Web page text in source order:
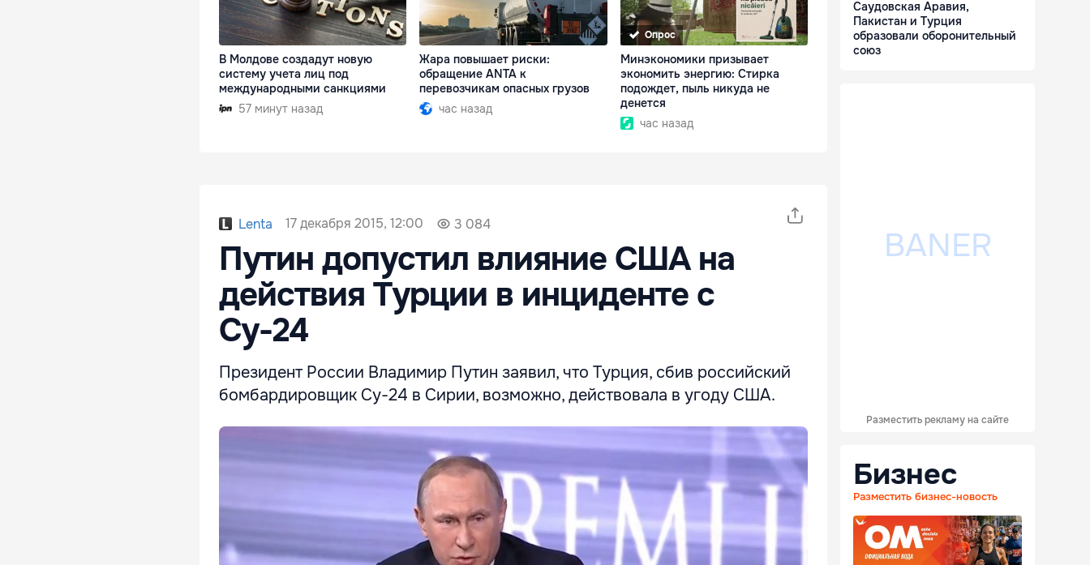
В Молдове создадут новую
систему учета лиц под
международными санкциями
57 минут назад
Жара повышает риски:
обращение ANTA к
перевозчикам опасных грузов
час назад
Опрос
Минэкономики призывает
экономить энергию: Стирка
подождет, пыль никуда не
денется
час назад
Lenta 17 декабря 2015, 12:00 3 084
Путин допустил влияние США на
действия Турции в инциденте с
Су-24
Президент России Владимир Путин заявил, что Турция, сбив российский
бомбардировщик Су-24 в Сирии, возможно, действовала в угоду США.
Саудовская Аравия,
Пакистан и Турция
образовали оборонительный
союз
Разместить рекламу на сайте
Бизнес
Разместить бизнес-новость